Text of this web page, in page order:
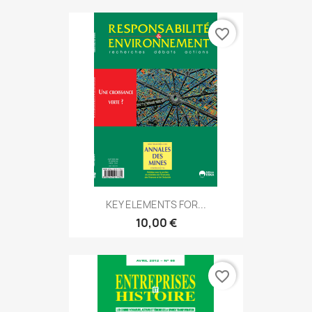
KEY ELEMENTS FOR...
10,00 €
favorite_border
favorite_border